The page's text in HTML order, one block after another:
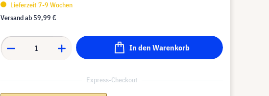
Lieferzeit 7-9 Wochen
Versand ab 59,99 €
In den Warenkorb
Express-Checkout